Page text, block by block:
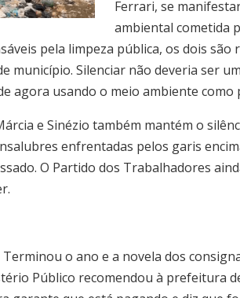
Ferrari, se
ambiental cometida
pela limpeza pública, os dois são
município. Silenciar não deveria ser
agora usando o meio ambiente como
e Sinézio também mantém o
enfrentadas pelos garis
O Partido dos Trabalhadores
Terminou o ano e a novela dos
Público recomendou à prefeitura